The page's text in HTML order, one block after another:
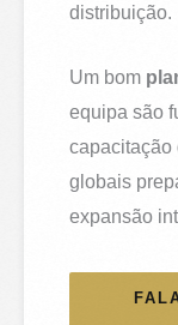
distribuição.
Um bom
equipa são
capacitação
globais
expansão